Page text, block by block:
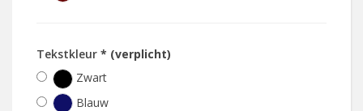
Tekstkleur * (verplicht)
Zwart
Blauw